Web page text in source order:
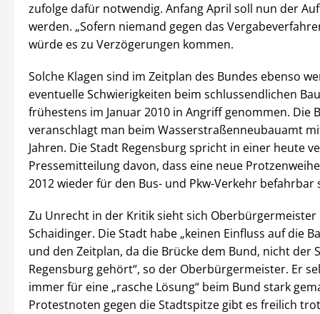
zufolge dafür notwendig. Anfang April soll nun der
werden. „Sofern niemand gegen das
würde es zu Verzögerungen kommen.
Solche Klagen sind im Zeitplan des Bundes ebenso
eventuelle Schwierigkeiten beim schlussendlichen
frühestens im Januar 2010 in Angriff genommen. Die
veranschlagt man beim Wasserstraßenneubauamt
Jahren. Die Stadt Regensburg spricht in einer heute
Pressemitteilung davon, dass eine neue
2012 wieder für den Bus- und Pkw-Verkehr befahrbar
Zu Unrecht in der Kritik sieht sich Oberbürgermeister
Schaidinger. Die Stadt habe „keinen Einfluss auf die
und den Zeitplan, da die Brücke dem Bund, nicht der
Regensburg gehört“, so der Oberbürgermeister. Er
immer für eine „rasche Lösung“ beim Bund stark
Protestnoten gegen die Stadtspitze gibt es freilich